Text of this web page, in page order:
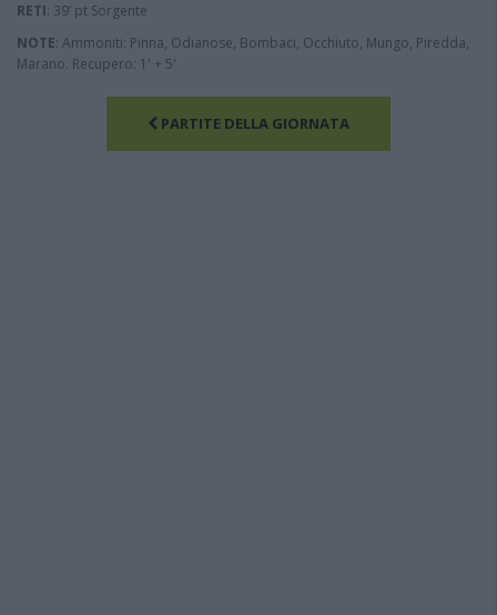
RETI: 39’ pt Sorgente
NOTE: Ammoniti: Pinna, Odianose, Bombaci, Occhiuto, Mungo, Piredda,
Marano. Recupero: 1' + 5'
PARTITE DELLA GIORNATA